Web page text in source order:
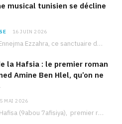
musical tunisien se décline
16 JUIN 2026
Le palais d’Ennejma Ezzahra, ce sanctuaire de la musique tunisienne et méditerranéenne construit par le…
la Hafsia : le premier roman
Amine Ben Hlel, qu’on ne
MAI 2026
Le cave de Hafisa (9abou 7afisiya), premier roman du journaliste tunisien Mohamed Amine Ben Hlel,…